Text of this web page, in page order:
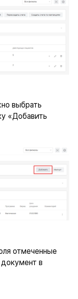
выбрать
«Добавить
отмеченные
в